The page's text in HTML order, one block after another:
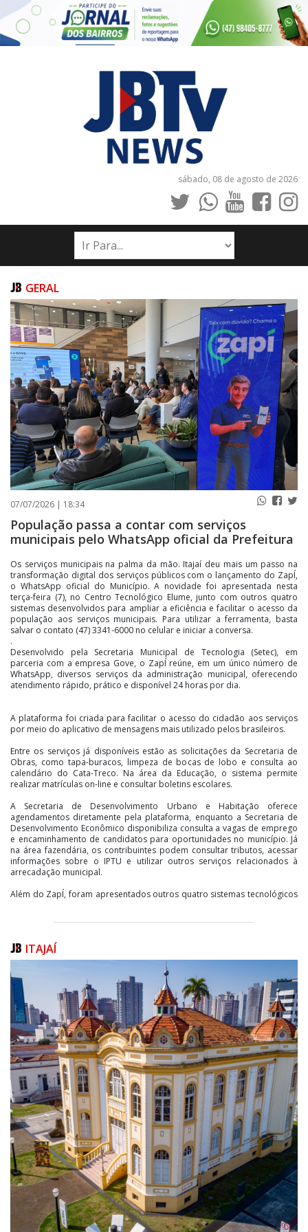
sábado, 08 de agosto de 2026
INÍCIO
NOTÍCIAS
PUBLICAÇÕES LEGAIS
CONTATO
GERAL
07/07/2026 | 18:34
População passa a contar com serviços
municipais pelo WhatsApp oficial da Prefeitura
Os serviços municipais na palma da mão. Itajaí deu mais um passo na
transformação digital dos serviços públicos com o lançamento do ZapÍ,
o WhatsApp oficial do Município. A novidade foi apresentada nesta
terça-feira (7), no Centro Tecnológico Elume, junto com outros quatro
sistemas desenvolvidos para ampliar a eficiência e facilitar o acesso da
população aos serviços municipais. Para utilizar a ferramenta, basta
salvar o contato (47) 3341-6000 no celular e iniciar a conversa.
.
Desenvolvido pela Secretaria Municipal de Tecnologia (Setec), em
parceria com a empresa Gove, o ZapÍ reúne, em um único número de
WhatsApp, diversos serviços da administração municipal, oferecendo
atendimento rápido, prático e disponível 24 horas por dia.
A plataforma foi criada para facilitar o acesso do cidadão aos serviços
por meio do aplicativo de mensagens mais utilizado pelos brasileiros.
Entre os serviços já disponíveis estão as solicitações da Secretaria de
Obras, como tapa-buracos, limpeza de bocas de lobo e consulta ao
calendário do Cata-Treco. Na área da Educação, o sistema permite
realizar matrículas on-line e consultar boletins escolares.
A Secretaria de Desenvolvimento Urbano e Habitação oferece
agendamentos diretamente pela plataforma, enquanto a Secretaria de
Desenvolvimento Econômico disponibiliza consulta a vagas de emprego
e encaminhamento de candidatos para oportunidades no município. Já
na área fazendária, os contribuintes podem consultar tributos, acessar
informações sobre o IPTU e utilizar outros serviços relacionados à
arrecadação municipal.
Além do ZapÍ, foram apresentados outros quatro sistemas tecnológicos
Itajaí 360
Com iniciativa da Secretaria de Tecnologia e da Secretaria de
Desenvolvimento Urbano e Habitação, a ferramenta é desenvolvida pela
govtech OSPA Place. O Itajaí 360 representa um marco na modernização
da gestão urbana do município e aproxima a tecnologia do dia a dia da
população. A plataforma permite que moradores, investidores e
profissionais do setor imobiliário tenham acesso a informações
detalhadas sobre terrenos e lotes, compreendendo de forma clara o
que pode ou não ser realizado em cada área. Essa transparência
proporciona mais segurança para quem deseja investir, construir ou
adquirir um imóvel.
A iniciativa é o primeiro passo de um amplo processo de transformação
digital da cidade. A partir da implantação dos gêmeos digitais, Itajaí
passará a integrar, em um único ambiente virtual, informações sobre
redes de abastecimento de água, esgotamento sanitário, drenagem,
fibra óptica e demais infraestruturas urbanas. Essa integração permitirá
uma visão completa do município, tornando o planejamento urbano
mais eficiente, reduzindo conflitos entre projetos e qualificando a
tomada de decisões.
Outro avanço será a modernização dos processos de licenciamento de
obras. Com o uso de inteligência artificial, a análise de projetos poderá
ser realizada em poucos minutos, reduzindo significativamente um
processo que hoje pode levar semanas. A tecnologia trará mais
ITAJAÍ